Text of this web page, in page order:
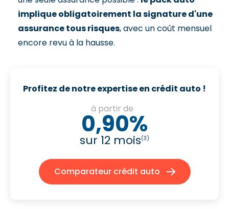
implique obligatoirement la signature d'une
assurance tous risques, avec un coût mensuel
encore revu à la hausse.
Profitez de notre expertise en crédit auto !
à partir de
0,90%
sur 12 mois(3)
Comparateur crédit auto